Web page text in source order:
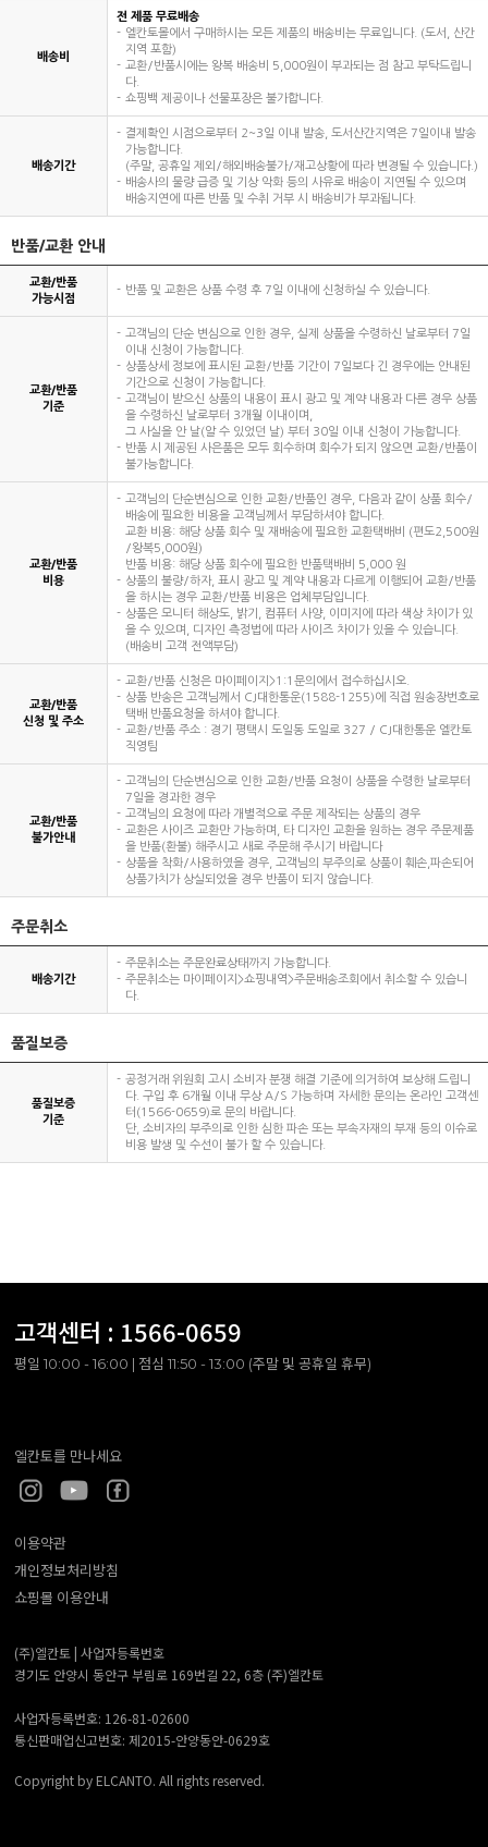
배송비
전 제품 무료배송
엘칸토몰에서 구매하시는 모든 제품의 배송비는 무료입니다. (도서, 산간
지역 포함)
교환/반품시에는 왕복 배송비 5,000원이 부과되는 점 참고 부탁드립니
다.
쇼핑백 제공이나 선물포장은 불가합니다.
배송기간
결제확인 시점으로부터 2~3일 이내 발송, 도서산간지역은 7일이내 발송
가능합니다.
(주말, 공휴일 제외/해외배송불가/재고상황에 따라 변경될 수 있습니다.)
배송사의 물량 급증 및 기상 악화 등의 사유로 배송이 지연될 수 있으며
배송지연에 따른 반품 및 수취 거부 시 배송비가 부과됩니다.
반품/교환 안내
교환/반품
가능시점
반품 및 교환은 상품 수령 후 7일 이내에 신청하실 수 있습니다.
교환/반품
기준
고객님의 단순 변심으로 인한 경우, 실제 상품을 수령하신 날로부터 7일
이내 신청이 가능합니다.
상품상세 정보에 표시된 교환/반품 기간이 7일보다 긴 경우에는 안내된
기간으로 신청이 가능합니다.
고객님이 받으신 상품의 내용이 표시 광고 및 계약 내용과 다른 경우 상품
을 수령하신 날로부터 3개월 이내이며,
그 사실을 안 날(알 수 있었던 날) 부터 30일 이내 신청이 가능합니다.
반품 시 제공된 사은품은 모두 회수하며 회수가 되지 않으면 교환/반품이
불가능합니다.
교환/반품
비용
고객님의 단순변심으로 인한 교환/반품인 경우, 다음과 같이 상품 회수/
배송에 필요한 비용을 고객님께서 부담하셔야 합니다.
교환 비용: 해당 상품 회수 및 재배송에 필요한 교환택배비 (편도2,500원
/왕복5,000원)
반품 비용: 해당 상품 회수에 필요한 반품택배비 5,000 원
상품의 불량/하자, 표시 광고 및 계약 내용과 다르게 이행되어 교환/반품
을 하시는 경우 교환/반품 비용은 업체부담입니다.
상품은 모니터 해상도, 밝기, 컴퓨터 사양, 이미지에 따라 색상 차이가 있
을 수 있으며, 디자인 측정법에 따라 사이즈 차이가 있을 수 있습니다.
(배송비 고객 전액부담)
교환/반품
신청 및 주소
교환/반품 신청은 마이페이지>1:1문의에서 접수하십시오.
상품 반송은 고객님께서 CJ대한통운(1588-1255)에 직접 원송장번호로
택배 반품요청을 하셔야 합니다.
교환/반품 주소 : 경기 평택시 도일동 도일로 327 / CJ대한통운 엘칸토
직영팀
교환/반품
불가안내
고객님의 단순변심으로 인한 교환/반품 요청이 상품을 수령한 날로부터
7일을 경과한 경우
고객님의 요청에 따라 개별적으로 주문 제작되는 상품의 경우
교환은 사이즈 교환만 가능하며, 타 디자인 교환을 원하는 경우 주문제품
을 반품(환불) 해주시고 새로 주문해 주시기 바랍니다
상품을 착화/사용하였을 경우, 고객님의 부주의로 상품이 훼손,파손되어
상품가치가 상실되었을 경우 반품이 되지 않습니다.
주문취소
배송기간
주문취소는 주문완료상태까지 가능합니다.
주문취소는 마이페이지>쇼핑내역>주문배송조회에서 취소할 수 있습니
다.
품질보증
품질보증
기준
공정거래 위원회 고시 소비자 분쟁 해결 기준에 의거하여 보상해 드립니
다. 구입 후 6개월 이내 무상 A/S 가능하며 자세한 문의는 온라인 고객센
터(1566-0659)로 문의 바랍니다.
단, 소비자의 부주의로 인한 심한 파손 또는 부속자재의 부재 등의 이슈로
비용 발생 및 수선이 불가 할 수 있습니다.
고객센터 : 1566-0659
평일 10:00 - 16:00 | 점심 11:50 - 13:00 (주말 및 공휴일 휴무)
엘칸토를 만나세요
이용약관
개인정보처리방침
쇼핑몰 이용안내
(주)엘칸토 | 사업자등록번호
경기도 안양시 동안구 부림로 169번길 22, 6층 (주)엘칸토
사업자등록번호: 126-81-02600
통신판매업신고번호: 제2015-안양동안-0629호
Copyright by ELCANTO. All rights reserved.